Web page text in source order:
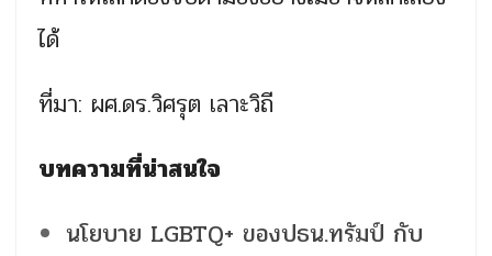
ได้
ที่มา: ผศ.ดร.วิศรุต เลาะวิถี
บทความที่น่าสนใจ
นโยบาย LGBTQ+ ของปธน.ทรัมป์ กับ